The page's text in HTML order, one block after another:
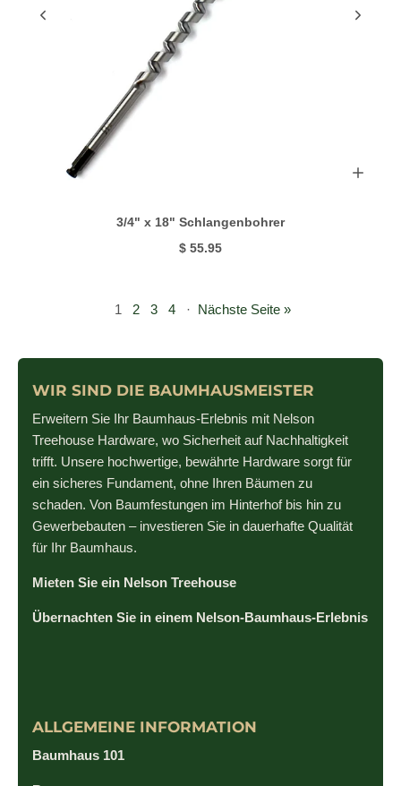
3/4" x 18" Schlangenbohrer
$ 55.95
1 2 3 4 · Nächste Seite »
WIR SIND DIE BAUMHAUSMEISTER
Erweitern Sie Ihr Baumhaus-Erlebnis mit Nelson
Treehouse Hardware, wo Sicherheit auf Nachhaltigkeit
trifft. Unsere hochwertige, bewährte Hardware sorgt für
ein sicheres Fundament, ohne Ihren Bäumen zu
schaden. Von Baumfestungen im Hinterhof bis hin zu
Gewerbebauten – investieren Sie in dauerhafte Qualität
für Ihr Baumhaus.
Mieten Sie ein Nelson Treehouse
Übernachten Sie in einem Nelson-Baumhaus-Erlebnis
ALLGEMEINE INFORMATION
Baumhaus 101